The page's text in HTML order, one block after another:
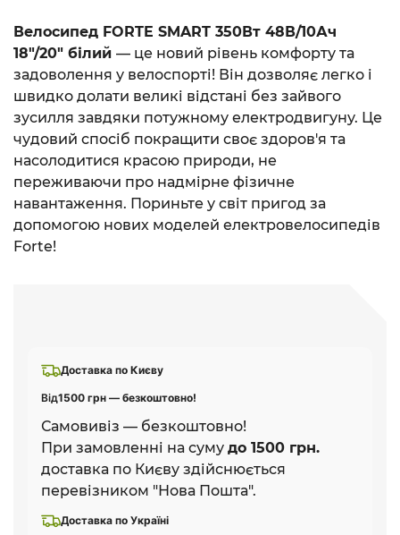
Доставка по Києву
Від1500 грн — безкоштовно!
Самовивіз — безкоштовно!
При замовленні на суму до 1500 грн.
доставка по Києву здійснюється
перевізником "Нова Пошта".
Доставка по Україні
Велосипед FORTE SMART 350Вт 48В/10Ач
18"/20" білий — це новий рівень комфорту та
задоволення у велоспорті! Він дозволяє легко і
швидко долати великі відстані без зайвого
зусилля завдяки потужному електродвигуну. Це
чудовий спосіб покращити своє здоров'я та
насолодитися красою природи, не
переживаючи про надмірне фізичне
навантаження. Пориньте у світ пригод за
допомогою нових моделей електровелосипедів
Forte!